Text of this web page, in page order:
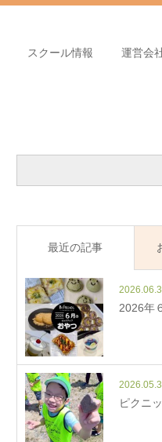
スクール情報 運営会
最近の記事
2026年
ピクニ